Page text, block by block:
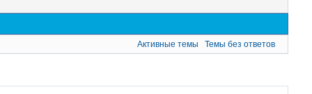
Активные темы Темы без ответов